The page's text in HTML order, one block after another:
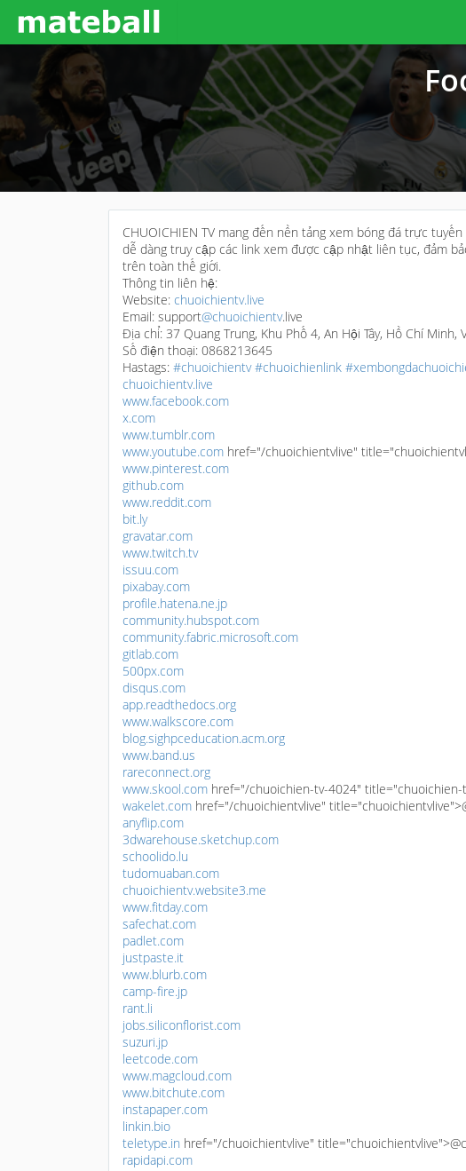
CHUOICHIEN TV mang đến nền tảng xem bóng đá trực
dễ dàng truy cập các link xem được cập nhật liên tục, đảm
trên toàn thế giới.
Thông tin liên hệ:
Website: chuoichientv.live
Email: support@chuoichientv.live
Địa chỉ: 37 Quang Trung, Khu Phố 4, An Hội Tây, Hồ Chí Minh,
Số điện thoại: 0868213645
Hastags: #chuoichientv #chuoichienlink
chuoichientv.live
www.facebook.com
x.com
www.tumblr.com
www.youtube.com href="/chuoichientvlive"
www.pinterest.com
github.com
www.reddit.com
bit.ly
gravatar.com
www.twitch.tv
issuu.com
pixabay.com
profile.hatena.ne.jp
community.hubspot.com
community.fabric.microsoft.com
gitlab.com
500px.com
disqus.com
app.readthedocs.org
www.walkscore.com
blog.sighpceducation.acm.org
www.band.us
rareconnect.org
www.skool.com href="/chuoichien-tv-4024"
wakelet.com href="/chuoichientvlive"
anyflip.com
3dwarehouse.sketchup.com
schoolido.lu
tudomuaban.com
chuoichientv.website3.me
www.fitday.com
safechat.com
padlet.com
justpaste.it
www.blurb.com
camp-fire.jp
rant.li
jobs.siliconflorist.com
suzuri.jp
leetcode.com
www.magcloud.com
www.bitchute.com
instapaper.com
linkin.bio
teletype.in href="/chuoichientvlive"
rapidapi.com